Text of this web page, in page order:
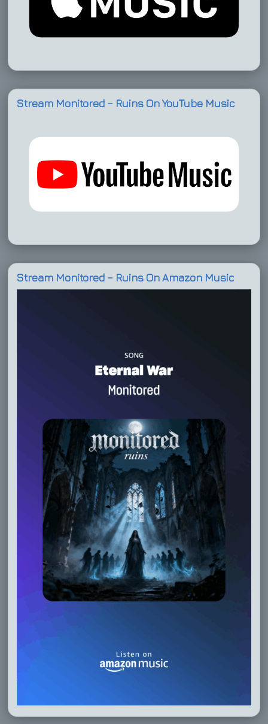
Stream Monitored – Ruins On YouTube Music
Stream Monitored – Ruins On Amazon Music